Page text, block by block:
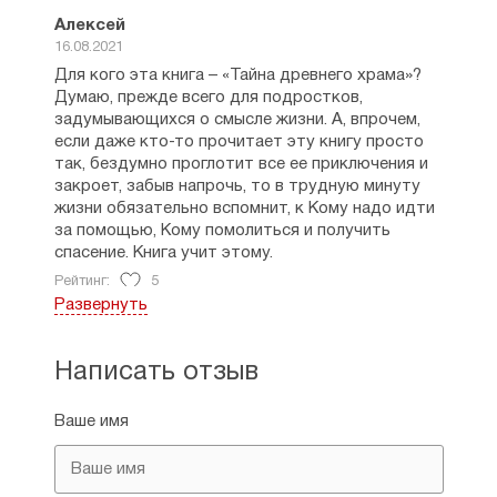
Миронова — автор учебника по
старославянскому языку. Учебник
несколько раз переиздавался.
Татьяна Миронова известна в русской
политике как руководитель
избирательного штаба полковника ГРУ
СССР Владимира Васильевича Квачкова.
В своей книге «Из под лжи» (ISBN 5-94539-
011-9) она пытается доказать что в 1917
году российский император Николай II не
отрекался от престола. Большу?ю часть
книги также занимает разнообразная
ритуальное убийство», подвергнутая
Написать отзыв
Ваше имя
Алексей
16.08.2021
Для кого эта книга – «Тайна древнего храма»?
Думаю, прежде всего для подростков,
задумывающихся о смысле жизни. А, впрочем,
если даже кто-то прочитает эту книгу просто
так, бездумно проглотит все ее приключения и
закроет, забыв напрочь, то в трудную минуту
жизни обязательно вспомнит, к Кому надо идти
за помощью, Кому помолиться и получить
спасение. Книга учит этому.
Рейтинг: 5
изучает эти предметы, то книга «Тайна древнего
храма. Церковнославянский язык для детей и
взрослых» ему необходима. Ведь в ней в
Развернуть